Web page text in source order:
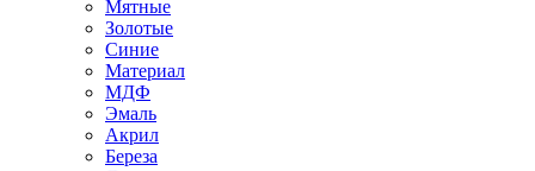
Мятные
Золотые
Синие
Материал
МДФ
Эмаль
Акрил
Береза